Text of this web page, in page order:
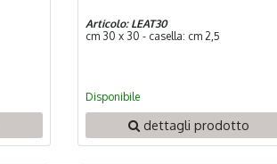
Articolo: LEAT30
cm 30 x 30 - casella: cm 2,5
Disponibile
dettagli prodotto